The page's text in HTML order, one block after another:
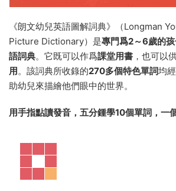
《朗文幼兒英語圖解詞典》（Longman
Picture Dictionary）是專門爲2～6歲的
語詞典。它既可以作爲課堂用書 ，也可以
用。該詞典所收錄的270多個特色單詞均
助幼兒來描繪他們眼中的世界。
用手指點讀發音，五分鍾學10個單詞，一